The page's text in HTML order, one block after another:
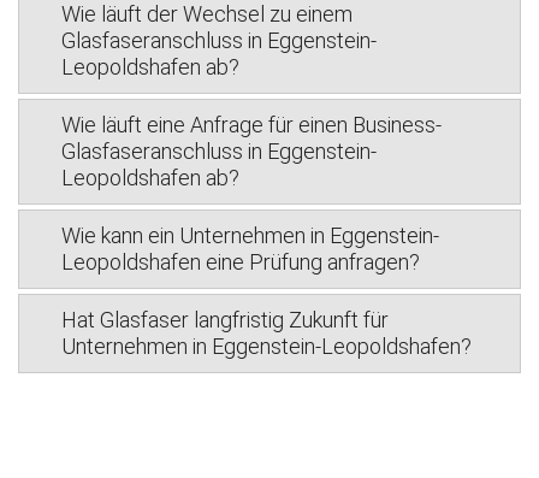
Wie läuft der Wechsel zu einem
Glasfaseranschluss in Eggenstein-
Leopoldshafen ab?
Wie läuft eine Anfrage für einen Business-
Glasfaseranschluss in Eggenstein-
Leopoldshafen ab?
Wie kann ein Unternehmen in Eggenstein-
Leopoldshafen eine Prüfung anfragen?
Hat Glasfaser langfristig Zukunft für
Unternehmen in Eggenstein-Leopoldshafen?